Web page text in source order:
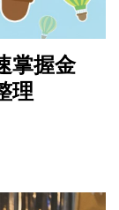
掌握金
理